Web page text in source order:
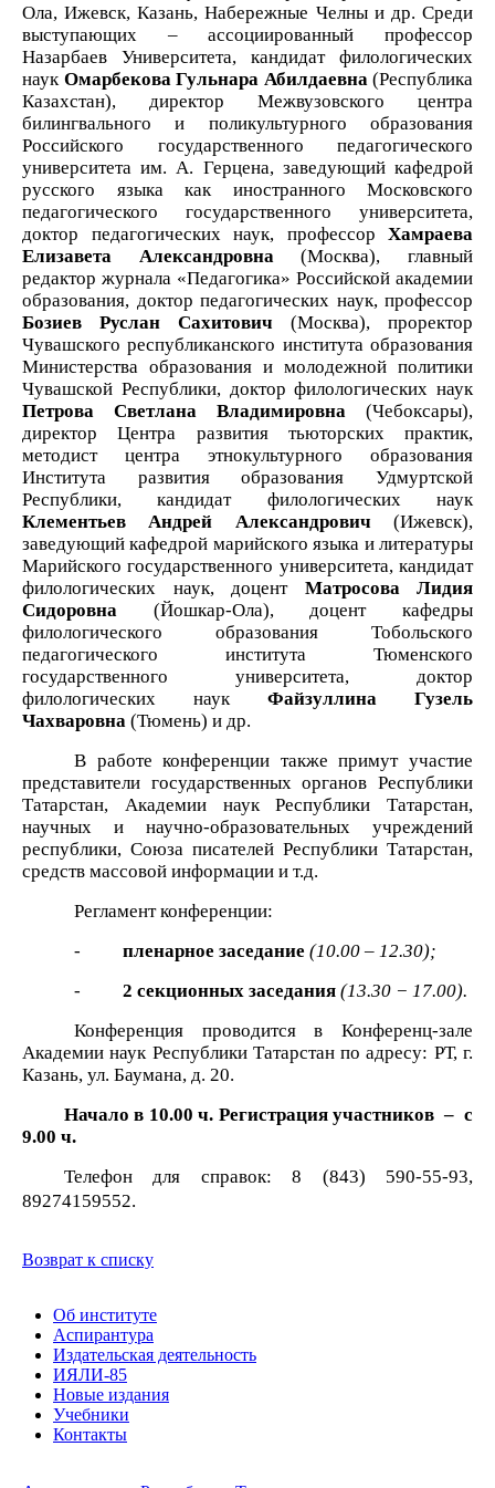
Ола, Ижевск, Казань, Набережные Челны и др. Среди
выступающих – ассоциированный профессор
Назарбаев Университета, кандидат филологических
наук Омарбекова Гульнара Абилдаевна (Республика
Казахстан), директор Межвузовского центра
билингвального и поликультурного образования
Российского государственного педагогического
университета им. А. Герцена, заведующий кафедрой
русского языка как иностранного Московского
педагогического государственного университета,
доктор педагогических наук, профессор Хамраева
Елизавета Александровна
(Москва), главный
редактор журнала «Педагогика» Российской академии
образования, доктор педагогических наук, профессор
Бозиев Руслан Сахитович
(Москва), проректор
Чувашского республиканского института образования
Министерства образования и молодежной политики
Чувашской Республики, доктор филологических наук
Петрова Светлана Владимировна
(Чебоксары),
директор Центра развития тьюторских практик,
методист центра этнокультурного образования
Института развития образования Удмуртской
Республики, кандидат филологических наук
Клементьев Андрей Александрович
(Ижевск),
заведующий кафедрой марийского языка и литературы
Марийского государственного университета, кандидат
филологических наук, доцент Матросова Лидия
Сидоровна
(Йошкар-Ола), доцент кафедры
филологического образования Тобольского
педагогического института Тюменского
государственного университета, доктор
филологических наук Файзуллина Гузель
Чахваровна (Тюмень) и др.
В работе конференции также примут участие
представители государственных органов Республики
Татарстан, Академии наук Республики Татарстан,
научных и научно-образовательных учреждений
республики, Союза писателей Республики Татарстан,
средств массовой информации и т.д.
Регламент конференции:
-
пленарное заседание (10.00 – 12.30);
-
2 секционных заседания(13.30 − 17.00).
Конференция проводится в Конференц-зале
Академии наук Республики Татарстан по адресу: РТ, г.
Казань, ул. Баумана, д. 20.
Начало в 10.00 ч. Регистрация участников – с
9.00 ч.
Телефон для справок: 8 (843) 590-55-93,
89274159552.
Возврат к списку
Об институте
Аспирантура
Издательская деятельность
ИЯЛИ-85
Новые издания
Учебники
Контакты